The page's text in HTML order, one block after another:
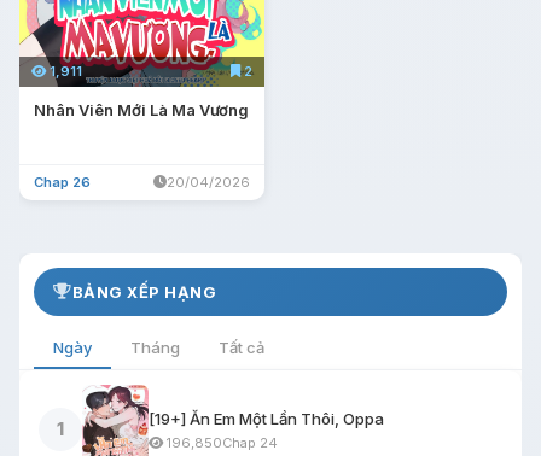
1,911 2
Nhân Viên Mới Là Ma Vương
Chap 26 20/04/2026
BẢNG XẾP HẠNG
Ngày Tháng Tất cả
1
[19+] Ăn Em Một Lần Thôi, Oppa
196,850Chap 24